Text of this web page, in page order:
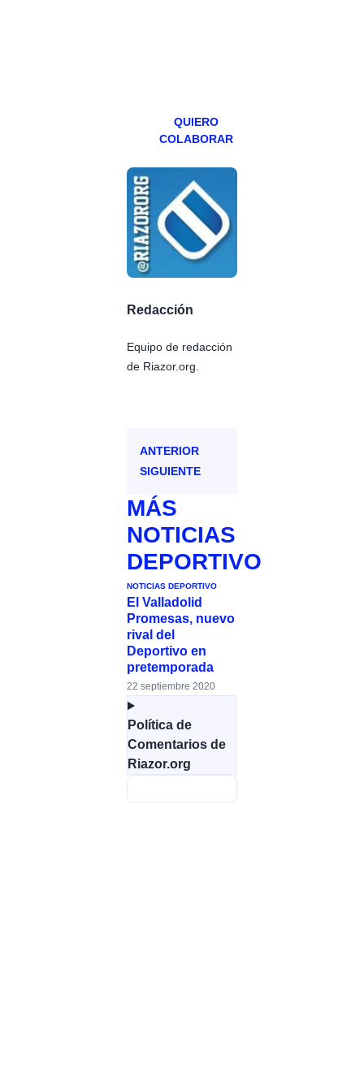
QUIERO
COLABORAR
Redacción
Equipo de redacción
de Riazor.org.
ANTERIOR
SIGUIENTE
MÁS
NOTICIAS
DEPORTIVO
NOTICIAS DEPORTIVO
El Valladolid
Promesas, nuevo
rival del
Deportivo en
pretemporada
22 septiembre 2020
Política de
Comentarios de
Riazor.org